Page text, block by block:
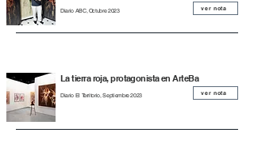
Diario ABC, Octubre 2023 ver nota
La tierra roja, protagonista en ArteBa
Diario El Territorio, Septiembre 2023 ver nota